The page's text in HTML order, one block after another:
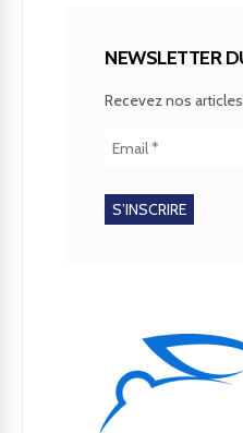
NEWSLETTER
Recevez nos